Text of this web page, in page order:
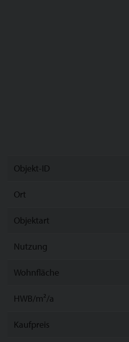
Objekt-ID
Ort
Objektart
Nutzung
Wohnfläche
HWB/m²/a
Kaufpreis